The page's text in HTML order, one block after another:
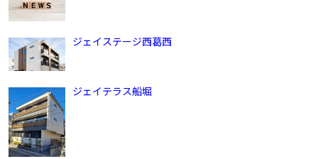
ジェイステージ西葛西
ジェイテラス船堀